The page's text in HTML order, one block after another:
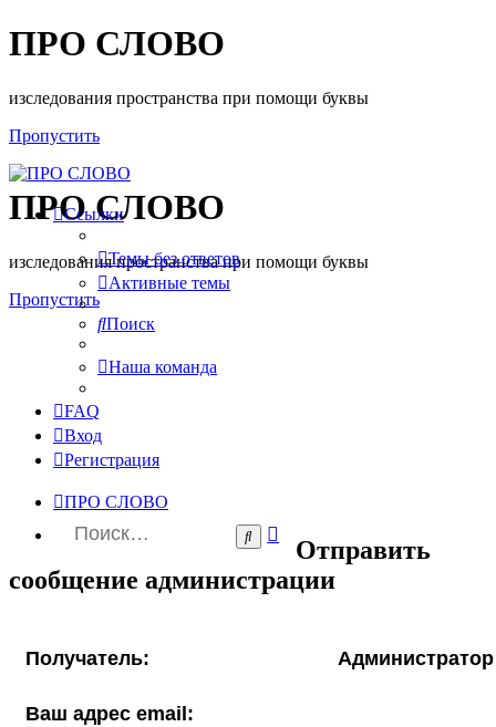
ПРО СЛОВО
изследования пространства при помощи буквы
Пропустить
ПРО СЛОВО
изследования пространства при помощи буквы
Пропустить
Ссылки
Темы без ответов
Активные темы
Поиск
Наша команда
FAQ
Вход
Регистрация
ПРО СЛОВО
Поиск
поиск
Отправить
сообщение администрации
Получатель: Администратор
Ваш адрес email: